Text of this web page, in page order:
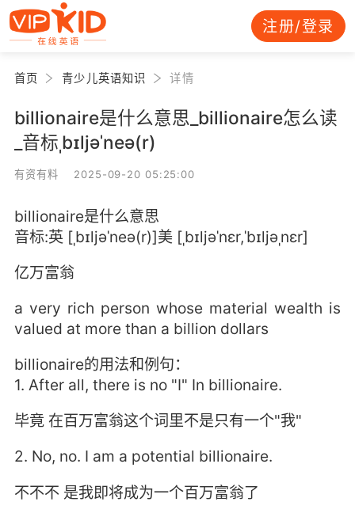
注册/登录
首页 青少儿英语知识 详情
billionaire是什么意思_billionaire怎么读
_音标ˌbɪljəˈneə(r)
有资有料 2025-09-20 05:25:00
billionaire是什么意思
音标:英 [ˌbɪljəˈneə(r)]美 [ˌbɪljəˈnɛr,ˈbɪljəˌnɛr]
亿万富翁
a very rich person whose material wealth is
valued at more than a billion dollars
billionaire的用法和例句：
1. After all, there is no "I" In billionaire.
毕竟 在百万富翁这个词里不是只有一个"我"
2. No, no. I am a potential billionaire.
不不不 是我即将成为一个百万富翁了